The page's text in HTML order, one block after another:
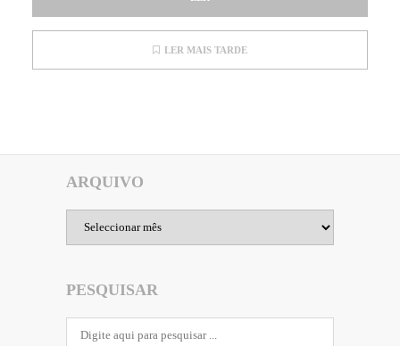
LER MAIS TARDE
ARQUIVO
PESQUISAR